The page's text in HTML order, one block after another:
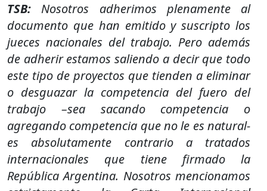
TSB: Nosotros adherimos plenamente al
documento que han emitido y suscripto los
jueces nacionales del trabajo. Pero además
de adherir estamos saliendo a decir que todo
este tipo de proyectos que tienden a eliminar
o desguazar la competencia del fuero del
trabajo –sea sacando competencia o
agregando competencia que no le es natural-
es absolutamente contrario a tratados
internacionales que tiene firmado la
República Argentina. Nosotros mencionamos